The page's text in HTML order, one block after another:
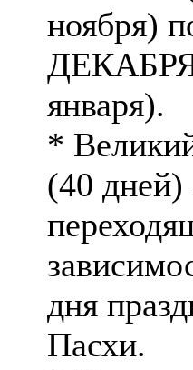
ноября)
января).
*
(40 дней)
дня
Пасхи.